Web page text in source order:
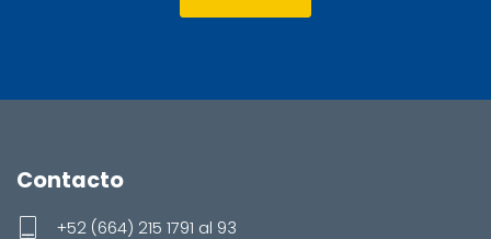
Contacto
+52 (664) 215 1791 al 93